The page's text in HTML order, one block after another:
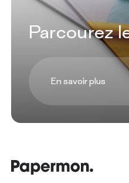
Parcourez
En savoir plus